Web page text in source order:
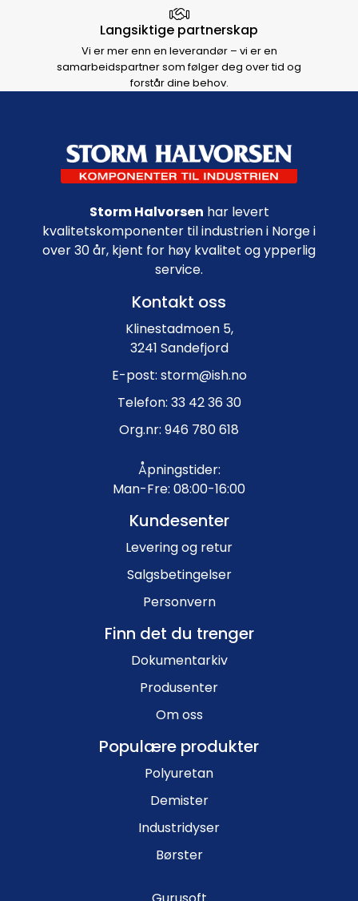
Langsiktige partnerskap
Vi er mer enn en leverandør – vi er en
samarbeidspartner som følger deg over tid og
forstår dine behov.
Footer navigation
Storm Halvorsen har levert
kvalitetskomponenter til industrien i Norge i
over 30 år, kjent for høy kvalitet og ypperlig
service.
Kontakt oss
Klinestadmoen 5,
3241 Sandefjord
E-post: storm@ish.no
Telefon: 33 42 36 30
Org.nr: 946 780 618
Åpningstider:
Man-Fre: 08:00-16:00
Kundesenter
Levering og retur
Salgsbetingelser
Personvern
Finn det du trenger
Dokumentarkiv
Produsenter
Om oss
Populære produkter
Polyuretan
Demister
Industridyser
Børster